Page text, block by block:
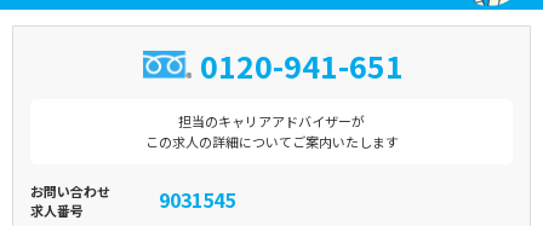
0120-941-651
担当のキャリアアドバイザーが
この求人の詳細についてご案内いたします
お問い合わせ
求人番号
9031545